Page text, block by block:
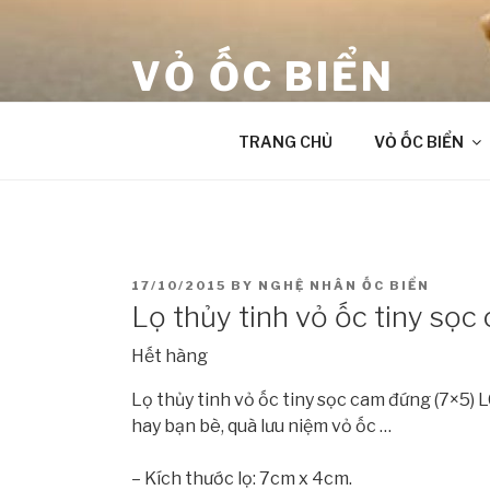
VỎ ỐC BIỂN
TRANG CHỦ VỎ ỐC BIỂN
POSTED
ON
17/10/2015 BY NGHỆ NHÂN ỐC BIỂN
Lọ thủy tinh vỏ ốc tiny sọc
Hết hàng
Lọ thủy tinh vỏ ốc tiny sọc cam đứng
hay bạn bè, quà lưu niệm vỏ ốc …
– Kích thước lọ: 7cm x 4cm.